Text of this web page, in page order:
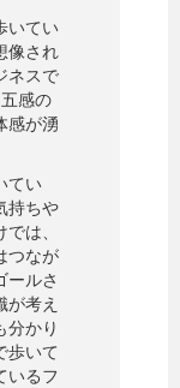
いてい
像され
ネスで
感の
感が湧
てい
持ちや
は、
つなが
ールさ
考え
分かり
歩いて
いるフ